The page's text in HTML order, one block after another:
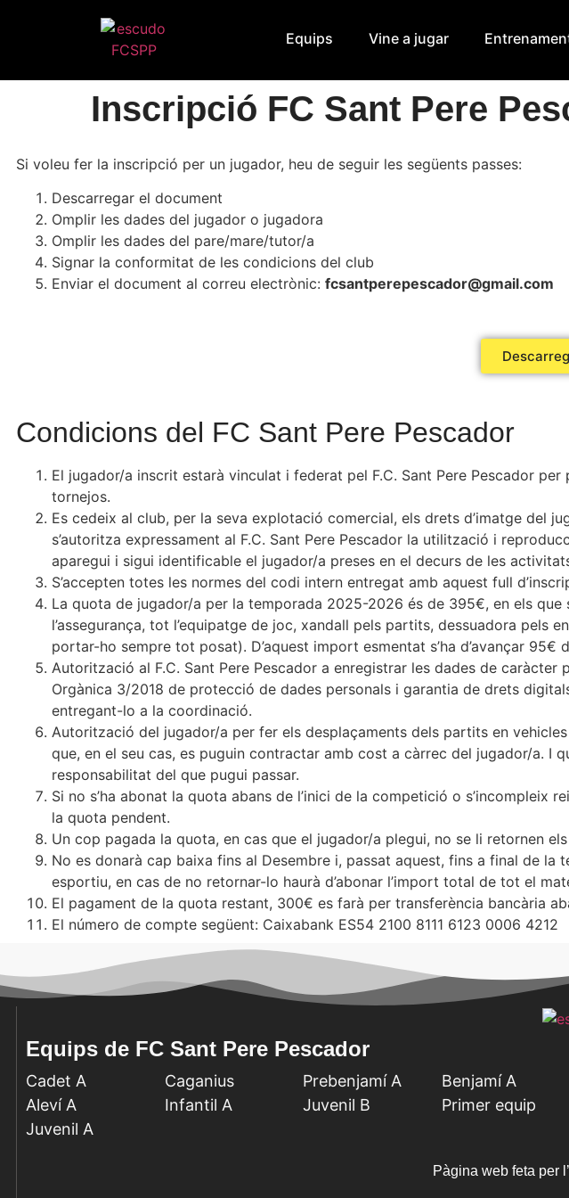
Equips Vine a jugar
Inscripció FC Sant Pere
Si voleu fer la inscripció per un jugador, heu de seguir les següents passes:
Descarregar el document
Omplir les dades del jugador o jugadora
Omplir les dades del pare/mare/tutor/a
Signar la conformitat de les condicions del club
Enviar el document al correu electrònic: fcsantperepescador@gmail.com
Condicions del FC Sant Pere Pescador
El jugador/a inscrit estarà vinculat i federat pel F.C. Sant Pere Pescador
tornejos.
Es cedeix al club, per la seva explotació comercial, els drets d’imatge del
s’autoritza expressament al F.C. Sant Pere Pescador la utilització i
aparegui i sigui identificable el jugador/a preses en el decurs de les
S’accepten totes les normes del codi intern entregat amb aquest full
La quota de jugador/a per la temporada 2025-2026 és de 395€, en els
l’assegurança, tot l’equipatge de joc, xandall pels partits, dessuadora pels
portar-ho sempre tot posat). D’aquest import esmentat s’ha d’avançar 95€
Autorització al F.C. Sant Pere Pescador a enregistrar les dades de
Orgànica 3/2018 de protecció de dades personals i garantia de drets
entregant-lo a la coordinació.
Autorització del jugador/a per fer els desplaçaments dels partits en
que, en el seu cas, es puguin contractar amb cost a càrrec del jugador/a. I
responsabilitat del que pugui passar.
Si no s’ha abonat la quota abans de l’inici de la competició o
la quota pendent.
Un cop pagada la quota, en cas que el jugador/a plegui, no se li retornen
No es donarà cap baixa fins al Desembre i, passat aquest, fins a final de
esportiu, en cas de no retornar-lo haurà d’abonar l’import total de tot el
El pagament de la quota restant, 300€ es farà per transferència bancària
El número de compte següent: Caixabank ES54 2100 8111 6123 0006 4212
Equips de FC Sant Pere Pescador
Cadet A Caganius Prebenjamí A
Benjamí A
Aleví A
Infantil A Juvenil B
Primer equip
Juvenil A
Pàgina web feta per